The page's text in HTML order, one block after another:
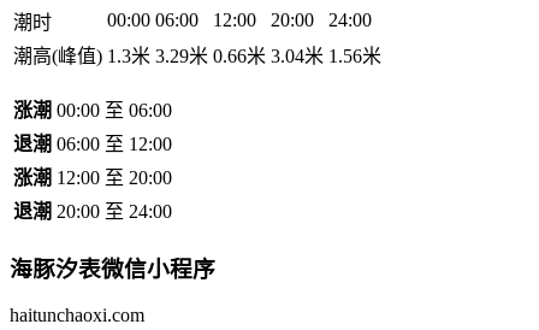
潮时
00:00 06:00 12:00 20:00
24:00
潮高(峰值) 1.3米 3.29米 0.66米 3.04米 1.56米
涨潮 00:00 至 06:00
退潮 06:00 至 12:00
涨潮 12:00 至 20:00
退潮 20:00 至 24:00
海豚汐表微信小程序
haitunchaoxi.com